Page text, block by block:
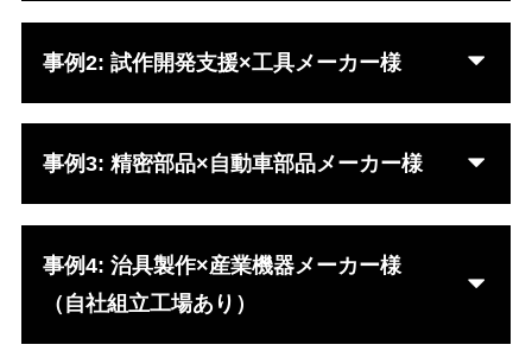
事例2: 試作開発支援×工具メーカー様
事例3: 精密部品×自動車部品メーカー様
事例4: 治具製作×産業機器メーカー様
（自社組立工場あり）